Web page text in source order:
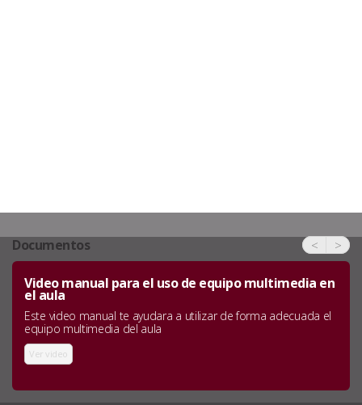
Documentos < >
Video manual para el uso de equipo multimedia en
el aula
Este video manual te ayudara a utilizar de forma adecuada el
equipo multimedia del aula
Ver video